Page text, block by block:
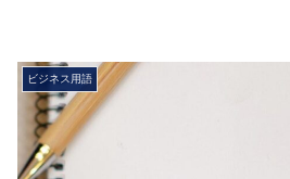
ビジネス用語